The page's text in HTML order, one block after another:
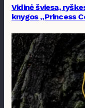
Vidinė šviesa,
knygos „Princess